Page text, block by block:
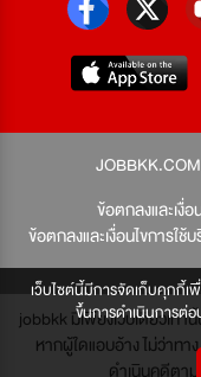
เว็บไซต์นี้มีการจัดเก็บคุกกี้เ
ขึ้นการดำเนินการต่
ข้อตกลงและเงื่
ข้อตกลงและเงื่อนไขการใ
jobbkk มีเพียงเว็บเดียวเท่า
หากผู้ใดแอบอ้าง ไม่ว่าท
ดำเนินคดีต